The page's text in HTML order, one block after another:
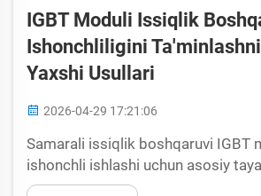
IGBT Moduli Issiqlik
Ishonchliligini
Yaxshi Usullari
2026-04-29 17:21:06
Samarali issiqlik boshqaruvi IGBT
ishonchli ishlashi uchun asosiy
xizmat qiladi va tizim ishlashini,